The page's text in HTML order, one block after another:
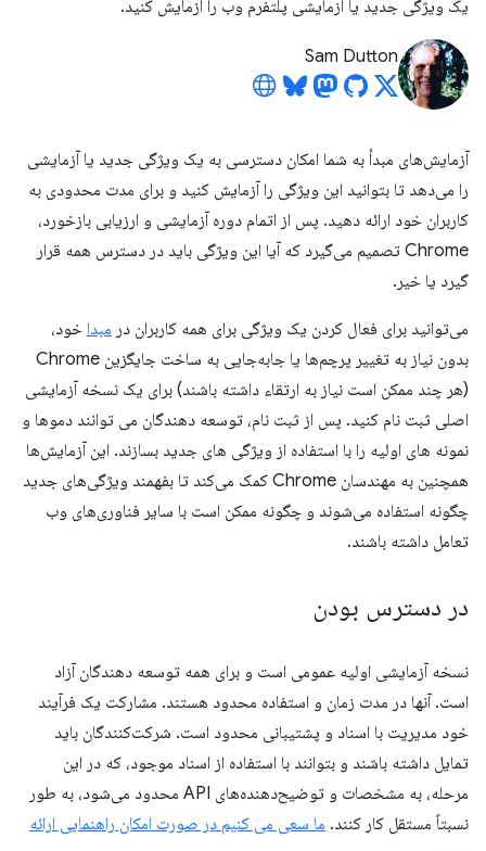
یک ویژگی جدید یا آزمایشی پلتفرم وب را آزمایش کنید.
Sam Dutton
آزمایش‌های مبدأ به شما امکان دسترسی به یک ویژگی جدید یا آزمایشی
را می‌دهد تا بتوانید این ویژگی را آزمایش کنید و برای مدت محدودی به
کاربران خود ارائه دهید. پس از اتمام دوره آزمایشی و ارزیابی بازخورد،
Chrome تصمیم می‌گیرد که آیا این ویژگی باید در دسترس همه قرار
گیرد یا خیر.
می‌توانید برای فعال کردن یک ویژگی برای همه کاربران در مبدا خود،
بدون نیاز به تغییر پرچم‌ها یا جابه‌جایی به ساخت جایگزین Chrome
(هر چند ممکن است نیاز به ارتقاء داشته باشند) برای یک نسخه آزمایشی
اصلی ثبت نام کنید. پس از ثبت نام، توسعه دهندگان می توانند دموها و
نمونه های اولیه را با استفاده از ویژگی های جدید بسازند. این آزمایش‌ها
همچنین به مهندسان Chrome کمک می‌کند تا بفهمند ویژگی‌های جدید
چگونه استفاده می‌شوند و چگونه ممکن است با سایر فناوری‌های وب
تعامل داشته باشند.
در دسترس بودن
نسخه آزمایشی اولیه عمومی است و برای همه توسعه دهندگان آزاد
است. آنها در مدت زمان و استفاده محدود هستند. مشارکت یک فرآیند
خود مدیریت با اسناد و پشتیبانی محدود است. شرکت‌کنندگان باید
تمایل داشته باشند و بتوانند با استفاده از اسناد موجود، که در این
مرحله، به مشخصات و توضیح‌دهنده‌های API محدود می‌شود، به طور
نسبتاً مستقل کار کنند. ما سعی می کنیم در صورت امکان راهنمایی ارائه